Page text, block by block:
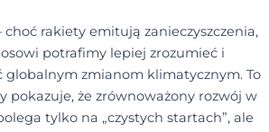
choć rakiety emitują zanieczyszczenia,
potrafimy lepiej zrozumieć i
globalnym zmianom klimatycznym. To
pokazuje, że zrównoważony rozwój w
tylko na „czystych startach”, ale